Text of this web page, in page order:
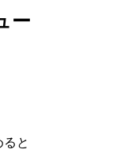
ー
と